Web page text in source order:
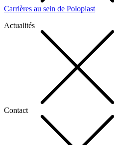
Carrières au sein de Poloplast
Actualités
Contact